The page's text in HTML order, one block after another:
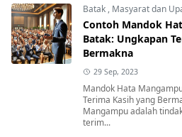
Batak , Masyarat dan
Contoh Mandok
Batak: Ungkapan
Bermakna
29 Sep, 2023
Mandok Hata
Terima Kasih yang
Mangampu adalah
terim...